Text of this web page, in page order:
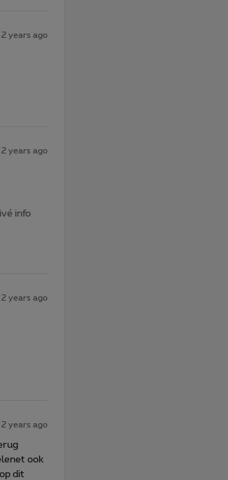
years ago
years ago
info
years ago
years ago
ook
dit